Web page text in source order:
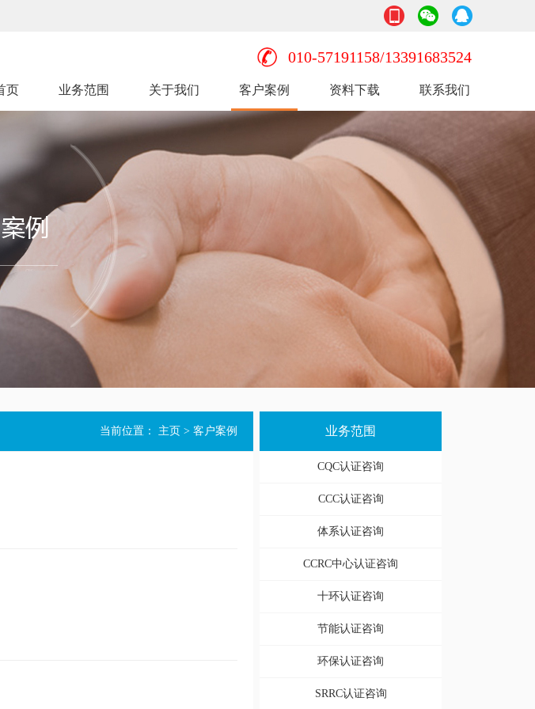
010-57191158/13391683524
联系我们
资料下载
客户案例
关于我们
业务范围
页
当前位置： 主页 > 客户案例 业务范围
CQC认证咨询
CCC认证咨询
体系认证咨询
CCRC中心认证咨询
十环认证咨询
节能认证咨询
环保认证咨询
SRRC认证咨询